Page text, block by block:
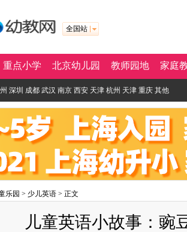
全国站
重点小学 北京幼儿园 教师园地 家庭
深圳 成都 武汉 南京 西安 天津 杭州 天津 重庆 其他
乐园 > 少儿英语 > 正文
儿童英语小故事：豌